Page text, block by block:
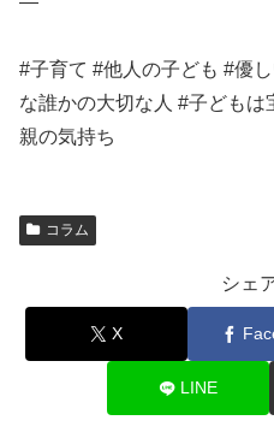
#子育て #他人の子ども #優
な誰かの大切な人 #子ども
親の気持ち
コラム
シェ
X
LINE